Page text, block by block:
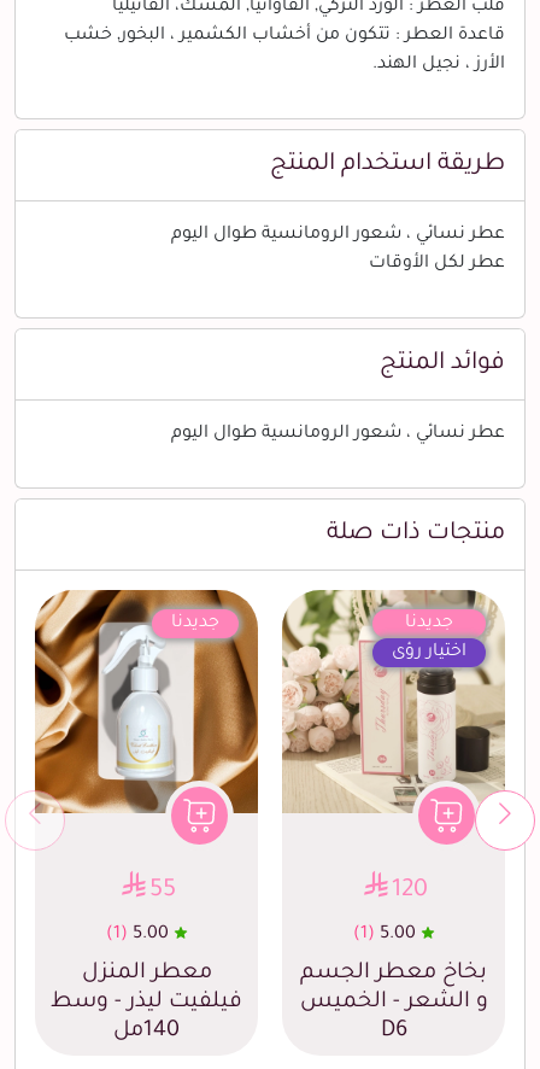
قلب العطر : الورد التركي, الفاوانيا, المسك، الفانيليا
قاعدة العطر : تتكون من أخشاب الكشمير ، البخور, خشب
الأرز ، نجيل الهند.
طريقة استخدام المنتج
عطر نسائي ، شعور الرومانسية طوال اليوم
عطر لكل الأوقات
فوائد المنتج
عطر نسائي ، شعور الرومانسية طوال اليوم
منتجات ذات صلة
جديدنا
اختيار رؤى
120
5.00
(1)
بخاخ معطر الجسم
و الشعر - الخميس
D6
جديدنا
55
5.00
(1)
معطر المنزل
فيلفيت ليذر - وسط
140مل